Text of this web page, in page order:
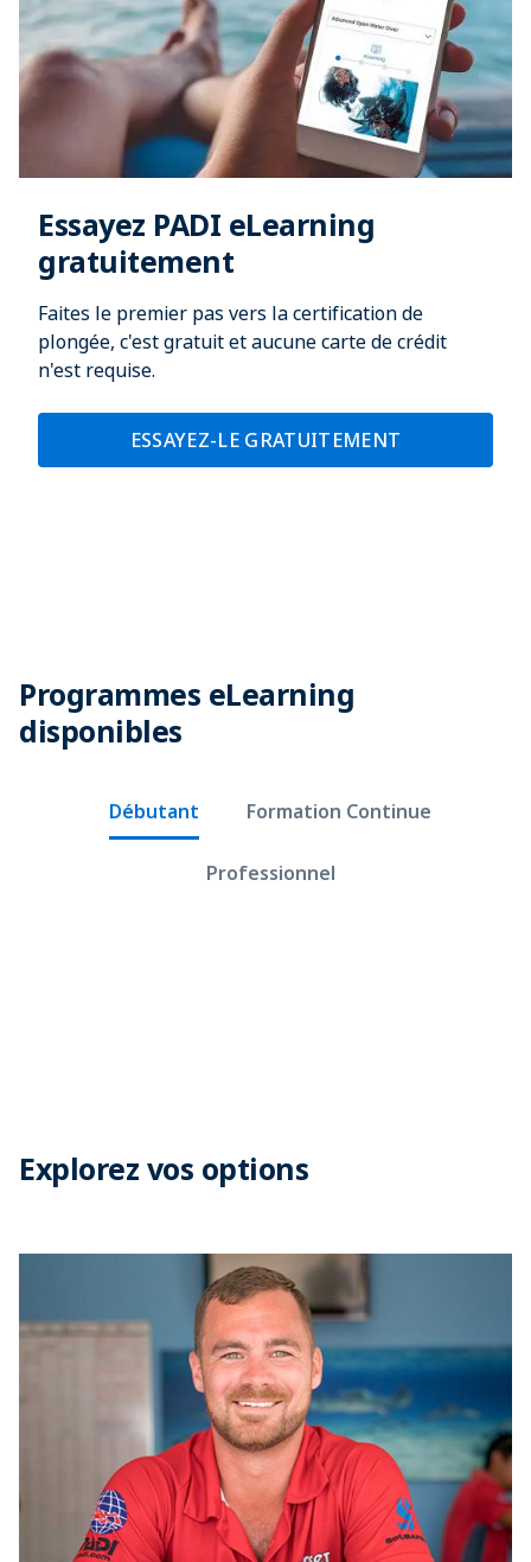
Essayez PADI eLearning
gratuitement
Faites le premier pas vers la certification de
plongée, c'est gratuit et aucune carte de crédit
n'est requise.
ESSAYEZ-LE GRATUITEMENT
Programmes eLearning
disponibles
Débutant Formation Continue
Professionnel
Explorez vos options